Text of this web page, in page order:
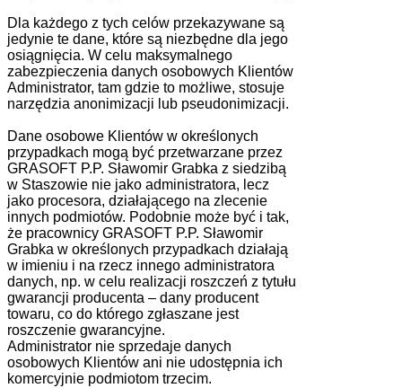
Dla każdego z tych celów przekazywane są
jedynie te dane, które są niezbędne dla jego
osiągnięcia. W celu maksymalnego
zabezpieczenia danych osobowych Klientów
Administrator, tam gdzie to możliwe, stosuje
narzędzia anonimizacji lub pseudonimizacji.
Dane osobowe Klientów w określonych
przypadkach mogą być przetwarzane przez
GRASOFT P.P. Sławomir Grabka z siedzibą
w Staszowie nie jako administratora, lecz
jako procesora, działającego na zlecenie
innych podmiotów. Podobnie może być i tak,
że pracownicy GRASOFT P.P. Sławomir
Grabka w określonych przypadkach działają
w imieniu i na rzecz innego administratora
danych, np. w celu realizacji roszczeń z tytułu
gwarancji producenta – dany producent
towaru, co do którego zgłaszane jest
roszczenie gwarancyjne.
Administrator nie sprzedaje danych
osobowych Klientów ani nie udostępnia ich
komercyjnie podmiotom trzecim.